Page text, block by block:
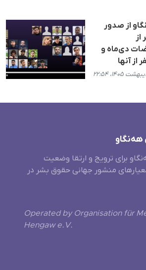
از صدور
٣٠ نفر از
دی‌ماه و
برای ترویج و ارتقا وضعیت
منشور جهانی حقوق بشر در
Operated by Organisation für
Hengaw e.V.